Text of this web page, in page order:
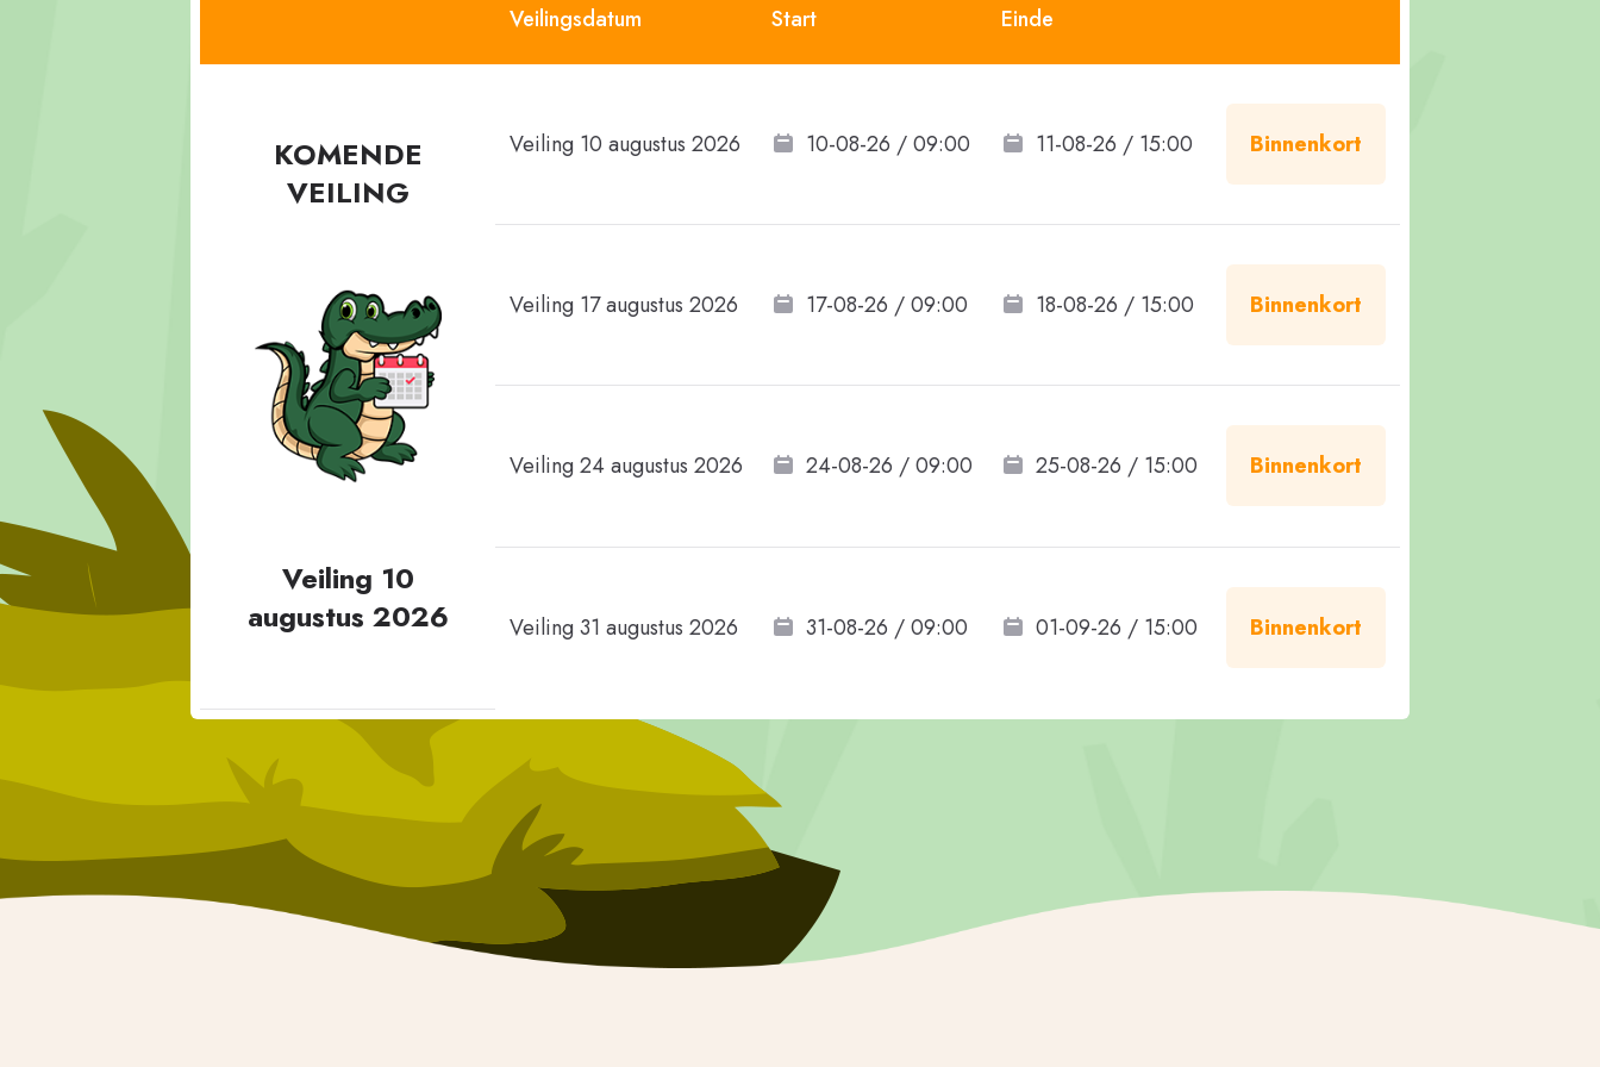
Veilingsdatum Start Einde
KOMENDE
VEILING
Veiling 10
augustus 2026
Veiling 10 augustus 2026 10-08-26 / 09:00 11-08-26 / 15:00 Binnenkort
Veiling 17 augustus 2026 17-08-26 / 09:00 18-08-26 / 15:00 Binnenkort
Veiling 24 augustus 2026 24-08-26 / 09:00 25-08-26 / 15:00 Binnenkort
Veiling 31 augustus 2026 31-08-26 / 09:00 01-09-26 / 15:00 Binnenkort